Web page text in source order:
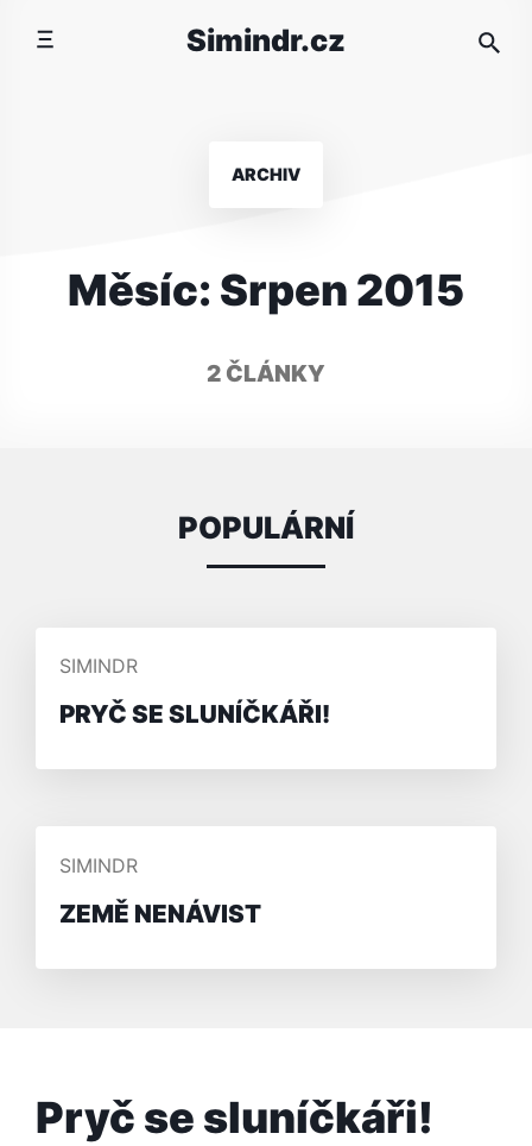
Simindr.cz
ARCHIV
Měsíc: Srpen 2015
2 ČLÁNKY
POPULÁRNÍ
PŘIDAL/A
SIMINDR
PRYČ SE SLUNÍČKÁŘI!
PŘIDAL/A
SIMINDR
ZEMĚ NENÁVIST
Pryč se sluníčkáři!